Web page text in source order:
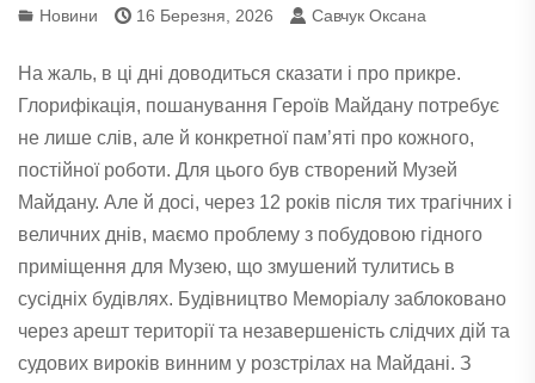
Новини 16 Березня, 2026 Савчук Оксана
На жаль, в ці дні доводиться сказати і про прикре.
Глорифікація, пошанування Героїв Майдану потребує
не лише слів, але й конкретної пам’яті про кожного,
постійної роботи. Для цього був створений Музей
Майдану. Але й досі, через 12 років після тих трагічних і
величних днів, маємо проблему з побудовою гідного
приміщення для Музею, що змушений тулитись в
сусідніх будівлях. Будівництво Меморіалу заблоковано
через арешт території та незавершеність слідчих дій та
судових вироків винним у розстрілах на Майдані. З